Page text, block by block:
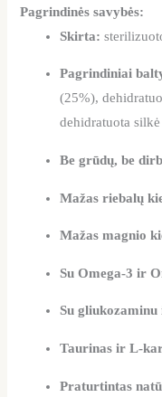
Pagrindinės savybės:
Skirta:
Pagrindiniai
(25%),
dehidratuota
Be grūdų, be
Mažas riebalų
Mažas magnio
Su Omega-3 ir
Su
Taurinas ir L-
Praturtintas